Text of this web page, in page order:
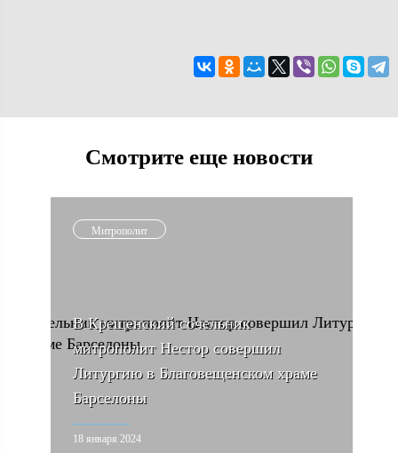
Смотрите еще новости
Митрополит
В Крещенский сочельник
митрополит Нестор совершил
Литургию в Благовещенском храме
Барселоны
18 января 2024